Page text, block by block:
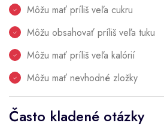
Môžu mať príliš veľa cukru
Môžu obsahovať príliš veľa tuku
Môžu mať príliš veľa kalórií
Môžu mať nevhodné zložky
Často kladené otázky